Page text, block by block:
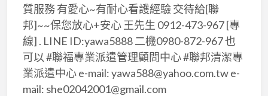
質服務 有愛心~有耐心看護經驗 交待給[聯
邦]~~保您放心+安心 王先生 0912-473-967 [專
線] . LINE ID:yawa5888 二機0980-872-967 也
可以 #聯福專業派遣管理顧問中心 #聯邦清潔專
業派遣中心 e-mail: yawa588@yahoo.com.tw e-
mail: she02042001@gmail.com